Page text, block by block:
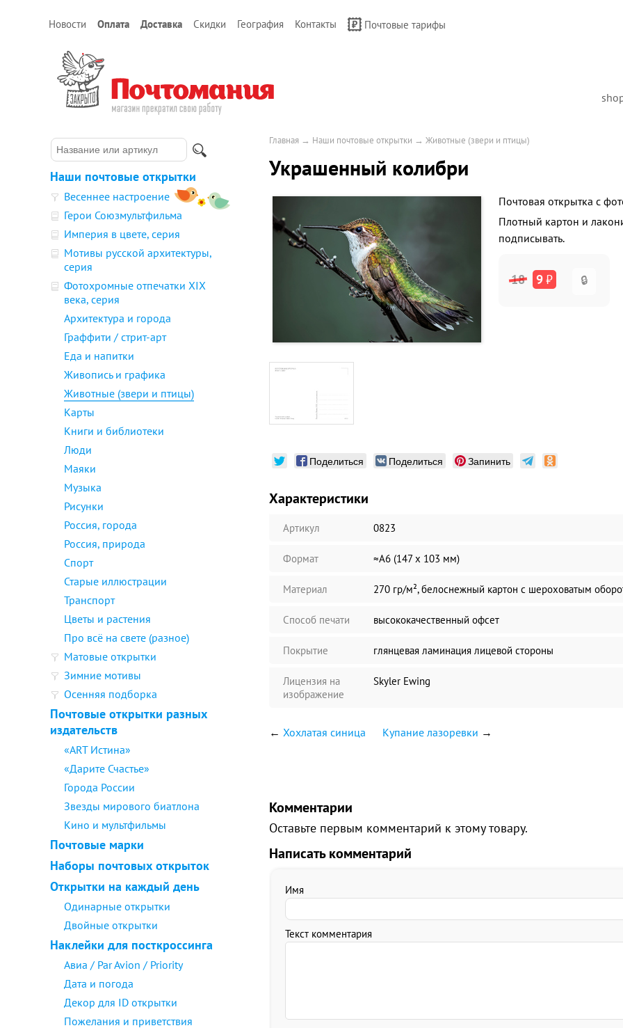
Новости Оплата Доставка Скидки География Контакты Почтовые тарифы
Наши почтовые открытки
Весеннее настроение
Герои Союзмультфильма
Империя в цвете, серия
Мотивы русской архитектуры,
серия
Фотохромные отпечатки XIX
века, серия
Архитектура и города
Граффити / стрит-арт
Еда и напитки
Живопись и графика
Животные (звери и птицы)
Карты
Книги и библиотеки
Люди
Маяки
Музыка
Рисунки
Россия, города
Россия, природа
Спорт
Старые иллюстрации
Транспорт
Цветы и растения
Про всё на свете (разное)
Матовые открытки
Зимние мотивы
Осенняя подборка
Почтовые открытки разных
издательств
«ART Истина»
«Дарите Счастье»
Города России
Звезды мирового биатлона
Кино и мультфильмы
Почтовые марки
Наборы почтовых открыток
Открытки на каждый день
Одинарные открытки
Двойные открытки
Наклейки для посткроссинга
Авиа / Par Avion / Priority
Дата и погода
Декор для ID открытки
Пожелания и приветствия
Главная → Наши почтовые открытки → Животные (звери и птицы)
Украшенный колибри
Почтовая открытка с
Плотный картон и
подписывать.
18 9₽ 🔒
Поделиться Поделиться Запинить
Характеристики
Артикул 0823
Формат ≈А6 (147 х 103 мм)
Материал 270 гр/м², белоснежный картон с шероховатым
Способ печати высококачественный офсет
Покрытие глянцевая ламинация лицевой стороны
Лицензия на
изображение
Skyler Ewing
← Хохлатая синица Купание лазоревки →
Комментарии
Оставьте первым комментарий к этому товару.
Написать комментарий
Имя
Текст комментария